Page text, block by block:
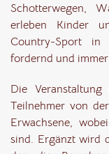
Schotterwegen,
erleben Kinder
Country-Sport in
fordernd und
Die
Teilnehmer von der
Erwachsene,
sind. Ergänzt wird